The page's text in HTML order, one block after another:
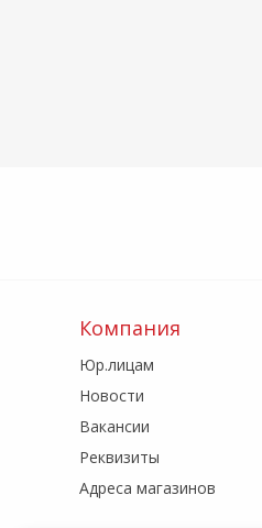
Компания
Юр.лицам
Новости
Вакансии
Реквизиты
Адреса магазинов